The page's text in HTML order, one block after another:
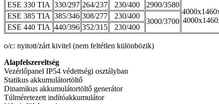
ESE 330 TIA 330/297 264/237 230/400
2900/3580
ESE 385 TIA 385/346 308/277 230/400
3000/3700
ESE 440 TIA 440/396 352/315 230/400
o/c: nyitott/zárt kivitel (nem feltétlen különbözik)
Alapfelszereltség
Vezérlőpanel IP54 védettségi osztályban
Statikus akkumulátortöltő
Dinamikus akkumulátortöltő generátor
Túlméretezett indítóakkumulátor